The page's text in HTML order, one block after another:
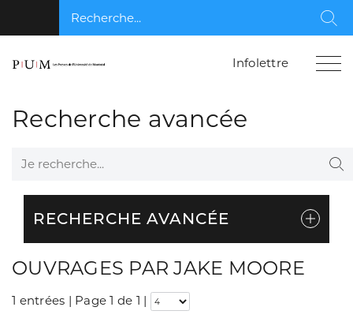
Recherche...
Infolettre
Recherche avancée
Je recherche...
RECHERCHE AVANCÉE
OUVRAGES PAR JAKE MOORE
1 entrées | Page 1 de 1 |